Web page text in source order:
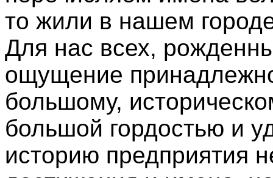
то жили в нашем
Для нас всех,
ощущение
большому,
большой гордостью и
историю предприятия